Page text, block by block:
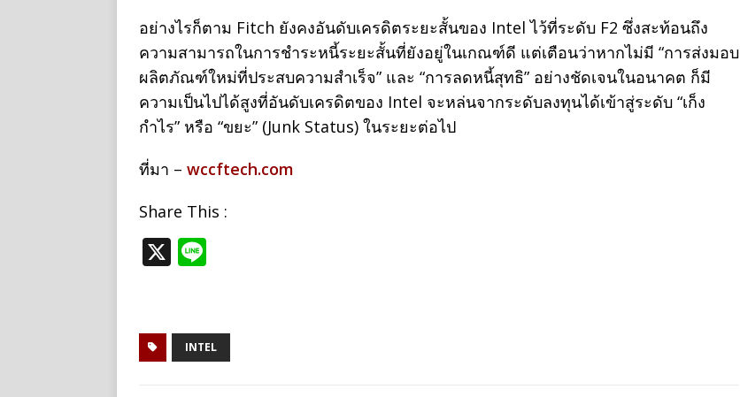
อย่างไรก็ตาม Fitch ยังคงอันดับเครดิตระยะสั้นของ Intel ไว้ที่ระดับ F2 ซึ่งสะท้อนถึง
ความสามารถในการชำระหนี้ระยะสั้นที่ยังอยู่ในเกณฑ์ดี แต่เตือนว่าหากไม่มี “การส่งมอบ
ผลิตภัณฑ์ใหม่ที่ประสบความสำเร็จ” และ “การลดหนี้สุทธิ” อย่างชัดเจนในอนาคต ก็มี
ความเป็นไปได้สูงที่อันดับเครดิตของ Intel จะหล่นจากระดับลงทุนได้เข้าสู่ระดับ “เก็ง
กำไร” หรือ “ขยะ” (Junk Status) ในระยะต่อไป
ที่มา – wccftech.com
Share This :
X
INTEL